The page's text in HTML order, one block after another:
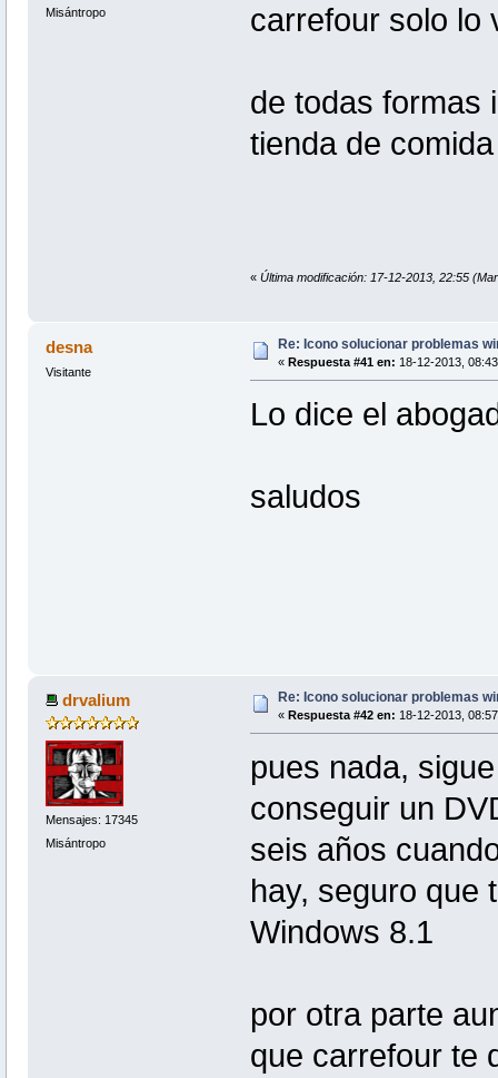
Misántropo
carrefour solo lo
de todas formas
tienda de
« Última modificación: 17-12-2013, 22:55
desna
Visitante
Re: Icono solucionar problemas
« Respuesta #41 en: 18-12-2013,
Lo dice el
saludos
drvalium
Mensajes: 17345
Misántropo
Re: Icono solucionar problemas
« Respuesta #42 en: 18-12-2013,
pues nada,
conseguir un
seis años
hay, seguro que
Windows 8.1
por otra parte
que carrefour te